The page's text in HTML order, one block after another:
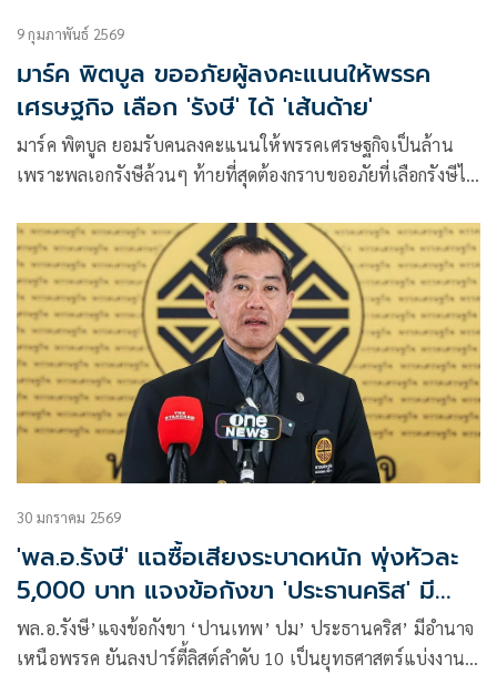
9 กุมภาพันธ์ 2569
มาร์ค พิตบูล ขออภัยผู้ลงคะแนนให้พรรค
เศรษฐกิจ เลือก 'รังษี' ได้ 'เส้นด้าย'
มาร์ค พิตบูล ยอมรับคนลงคะแนนให้พรรคเศรษฐกิจเป็นล้าน
เพราะพลเอกรังษีล้วนๆ ท้ายที่สุดต้องกราบขออภัยที่เลือกรังษีได้
30 มกราคม 2569
'พล.อ.รังษี' แฉซื้อเสียงระบาดหนัก พุ่งหัวละ
5,000 บาท แจงข้อกังขา 'ประธานคริส' มี
อำนาจเหนือพรรค
พล.อ.รังษี’แจงข้อกังขา ‘ปานเทพ’ ปม’ ประธานคริส’ มีอำนาจ
เหนือพรรค ยันลงปาร์ตี้ลิสต์ลำดับ 10 เป็นยุทธศาสตร์แบ่งงาน